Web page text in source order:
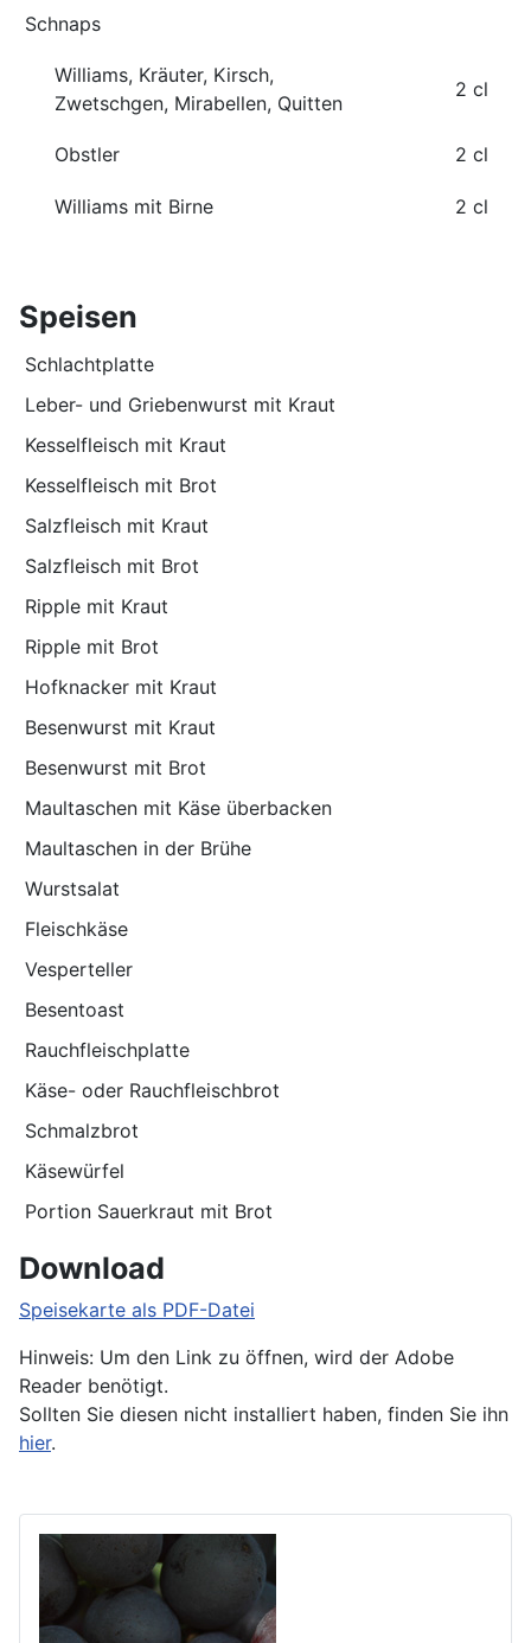
Schnaps
Williams, Kräuter, Kirsch,
Zwetschgen, Mirabellen, Quitten
2 cl
Obstler 2 cl
Williams mit Birne 2 cl
Speisen
Schlachtplatte
Leber- und Griebenwurst mit Kraut
Kesselfleisch mit Kraut
Kesselfleisch mit Brot
Salzfleisch mit Kraut
Salzfleisch mit Brot
Ripple mit Kraut
Ripple mit Brot
Hofknacker mit Kraut
Besenwurst mit Kraut
Besenwurst mit Brot
Maultaschen mit Käse überbacken
Maultaschen in der Brühe
Wurstsalat
Fleischkäse
Vesperteller
Besentoast
Rauchfleischplatte
Käse- oder Rauchfleischbrot
Schmalzbrot
Käsewürfel
Portion Sauerkraut mit Brot
Download
Speisekarte als PDF-Datei
Hinweis: Um den Link zu öffnen, wird der Adobe
Reader benötigt.
Sollten Sie diesen nicht installiert haben, finden Sie ihn
hier.